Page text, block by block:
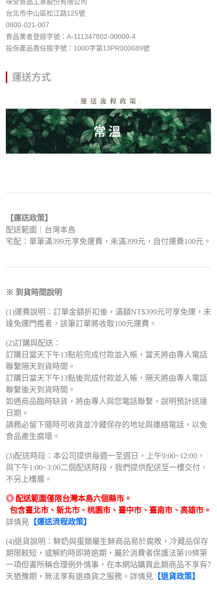
味全食品工業股份有限公司
台北市中山區松江路125號
0800-021-007
食品業者登錄字號：A-111347802-00000-4
投保產品責任險字號：1000字第13PR000689號
運送方式
【運送政策】
配送範圍｜台灣本島
宅配：單筆滿399元享免運費，未滿399元，自付運費100元。
※ 到貨時間說明
(1)運費說明：訂單金額折扣後，滿額NT$399元可享免運，未
達免運門檻者，該筆訂單將收取100元運費。
(2)訂購與配送：
訂購日當天下午13點前完成付款並入帳，當天將由專人電話
聯繫隔天到貨時間。
訂購日當天下午13點後完成付款並入帳，隔天將由專人電話
聯繫後天到貨時間。
如遇商品臨時缺貨，將由專人與您電話聯繫，說明預計送達
日期。
請務必留下隨時可收貨並冷藏保存的地址與連絡電話，以免
食品產生腐壞。
(3)配送時段：本公司提供每週一至週日，上午9:00~12:00，
與下午1:00~3:00二個配送時段，我們提供配送至一樓交付，
不另上樓層。
◎ 配送範圍僅限台灣本島六個縣市。
包含臺北市、新北市、桃園市、臺中市、臺南市、高雄市。
詳情見 【運送流程政策】
(4)退貨說明：鮮奶與蛋類屬生鮮商品易於腐敗，冷藏品保存
期限較短，或解約時即將逾期，屬於消費者保護法第19條第
一項但書所稱合理例外情事，在本網站購買此類商品不享有7
天猶豫期，無法享有退換貨之服務。詳情見 【退貨政策】